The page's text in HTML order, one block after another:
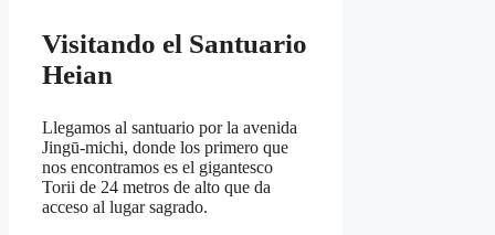
Visitando el Santuario
Heian
Llegamos al santuario por la avenida
Jingū-michi, donde los primero que
nos encontramos es el gigantesco
Torii de 24 metros de alto que da
acceso al lugar sagrado.